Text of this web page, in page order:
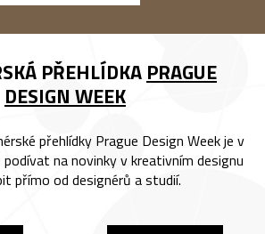
PŘEHLÍDKA PRAGUE
DESIGN WEEK
přehlídky Prague Design Week je v
na novinky v kreativním designu
přímo od designérů a studií.